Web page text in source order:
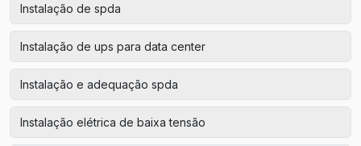
Instalação de spda
Instalação de ups para data center
Instalação e adequação spda
Instalação elétrica de baixa tensão